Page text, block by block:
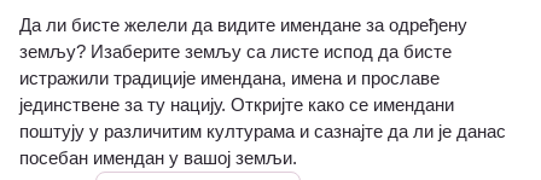
Да ли бисте желели да видите имендане за одређену
земљу? Изаберите земљу са листе испод да бисте
истражили традиције имендана, имена и прославе
јединствене за ту нацију. Откријте како се имендани
поштују у различитим културама и сазнајте да ли је данас
посебан имендан у вашој земљи.